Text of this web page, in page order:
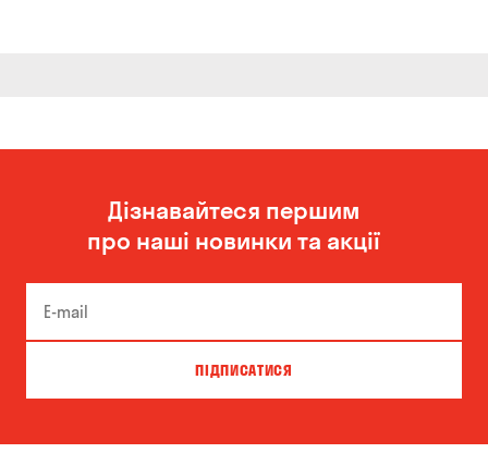
Дізнавайтеся першим
про наші новинки та акції
ПІДПИСАТИСЯ